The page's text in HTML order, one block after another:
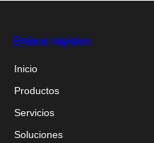
Enlace rápidos
Inicio
Productos
Servicios
Soluciones